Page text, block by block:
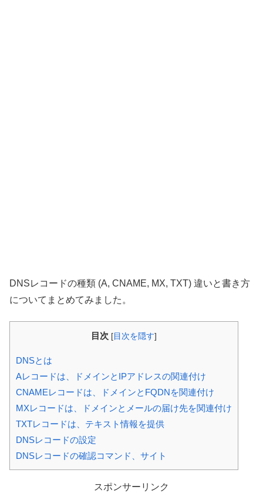
DNSレコードの種類 (A, CNAME, MX, TXT) 違いと書き方
についてまとめてみました。
目次 [ 目次を隠す]
DNSとは
Aレコードは、ドメインとIPアドレスの関連付け
CNAMEレコードは、ドメインとFQDNを関連付け
MXレコードは、ドメインとメールの届け先を関連付け
TXTレコードは、テキスト情報を提供
DNSレコードの設定
DNSレコードの確認コマンド、サイト
スポンサーリンク